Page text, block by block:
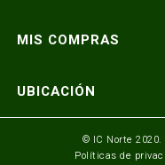
Consultas y reclamos
Seguinos en:
Preguntas frecuentes
Términos y condiciones
Formulario de contacto
Mundo IC Norte
MIS COMPRAS
Envíos y entregas
UBICACIÓN
Av. Busch y 3er
© IC Norte 2020.
Políticas de